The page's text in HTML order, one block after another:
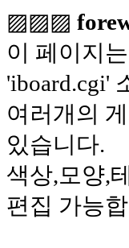
▨▨▨
이 페이지
'iboard.cgi'
여러개의
있습니다.
색상,모양,
편집 가능